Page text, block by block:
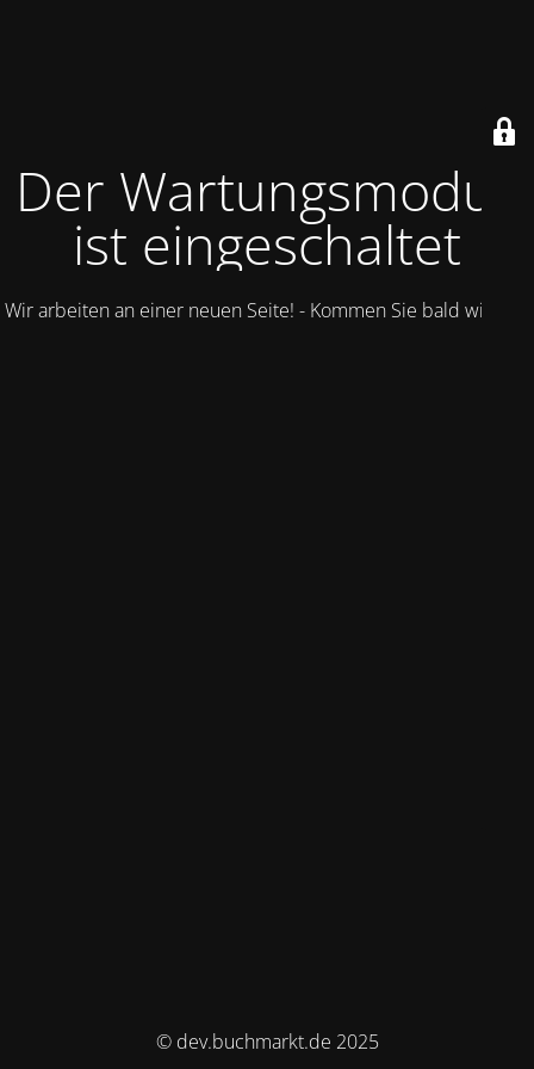
Der Wartungsmodus
ist eingeschaltet
Wir arbeiten an einer neuen Seite! - Kommen Sie bald wieder.
© dev.buchmarkt.de 2025